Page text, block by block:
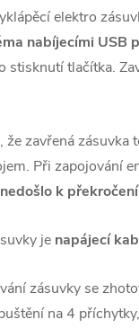
elektro
nabíjecími USB
stisknutí tlačítka.
, že zavřená zásuvka
Při zapojování
k
je napájecí
zásuvky se
na 4